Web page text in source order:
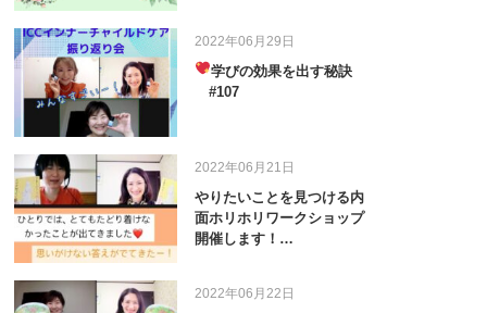
2022年06月29日
学びの効果を出す秘訣
#107
2022年06月21日
やりたいことを見つける内
面ホリホリワークショップ
開催します！…
2022年06月22日